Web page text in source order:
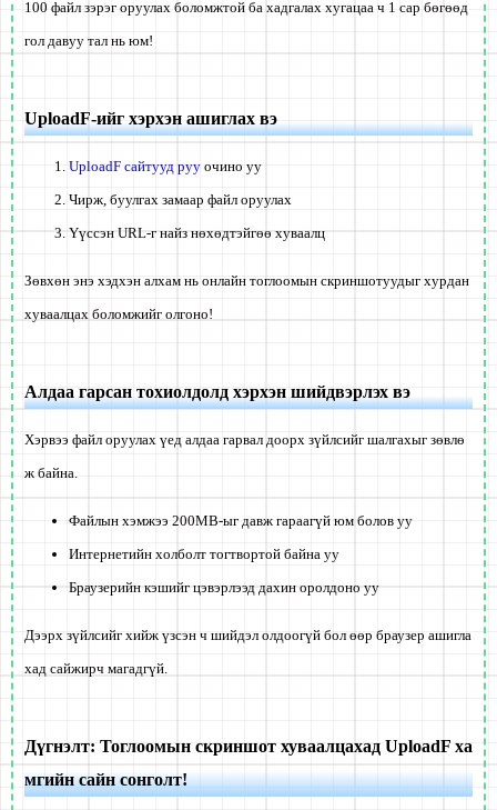
100 файл зэрэг оруулах боломжтой ба хадгалах хугацаа ч 1 сар бөгөөд
гол давуу тал нь юм!
UploadF-ийг хэрхэн ашиглах вэ
UploadF сайтууд руу очино уу
Чирж, буулгах замаар файл оруулах
Үүссэн URL-г найз нөхөдтэйгөө хуваалц
Зөвхөн энэ хэдхэн алхам нь онлайн тоглоомын скриншотуудыг хурдан
хуваалцах боломжийг олгоно!
Алдаа гарсан тохиолдолд хэрхэн шийдвэрлэх вэ
Хэрвээ файл оруулах үед алдаа гарвал доорх зүйлсийг шалгахыг зөвлө
ж байна.
Файлын хэмжээ 200MB-ыг давж гараагүй юм болов уу
Интернетийн холболт тогтвортой байна уу
Браузерийн кэшийг цэвэрлээд дахин оролдоно уу
Дээрх зүйлсийг хийж үзсэн ч шийдэл олдоогүй бол өөр браузер ашигла
хад сайжирч магадгүй.
Дүгнэлт: Тоглоомын скриншот хуваалцахад UploadF ха
мгийн сайн сонголт!